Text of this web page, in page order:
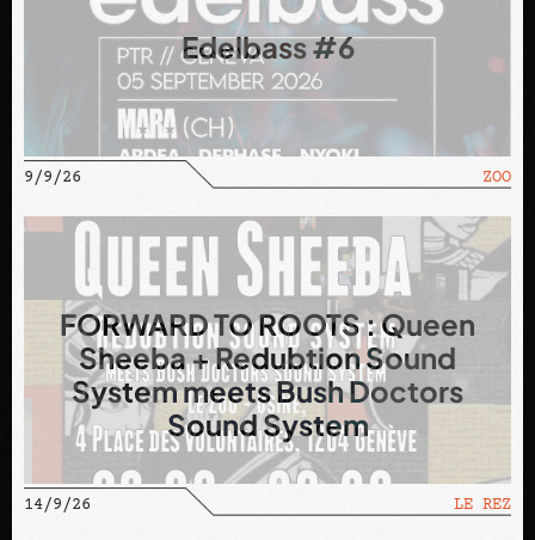
Edelbass #6
9/9/26 ZOO
FORWARD TO ROOTS : Queen
Sheeba + Redubtion Sound
System meets Bush Doctors
Sound System
14/9/26 LE REZ